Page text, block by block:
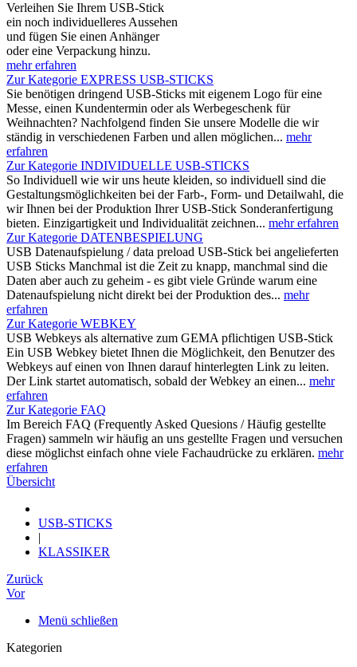
Verleihen Sie Ihrem USB-Stick
ein noch individuelleres Aussehen
und fügen Sie einen Anhänger
oder eine Verpackung hinzu.
mehr erfahren
Zur Kategorie EXPRESS USB-STICKS
Sie benötigen dringend USB-Sticks mit eigenem Logo für eine
Messe, einen Kundentermin oder als Werbegeschenk für
Weihnachten? Nachfolgend finden Sie unsere Modelle die wir
ständig in verschiedenen Farben und allen möglichen... mehr
erfahren
Zur Kategorie INDIVIDUELLE USB-STICKS
So Individuell wie wir uns heute kleiden, so individuell sind die
Gestaltungsmöglichkeiten bei der Farb-, Form- und Detailwahl, die
wir Ihnen bei der Produktion Ihrer USB-Stick Sonderanfertigung
bieten. Einzigartigkeit und Individualität zeichnen... mehr erfahren
Zur Kategorie DATENBESPIELUNG
USB Datenaufspielung / data preload USB-Stick bei angelieferten
USB Sticks Manchmal ist die Zeit zu knapp, manchmal sind die
Daten aber auch zu geheim - es gibt viele Gründe warum eine
Datenaufspielung nicht direkt bei der Produktion des... mehr
erfahren
Zur Kategorie WEBKEY
USB Webkeys als alternative zum GEMA pflichtigen USB-Stick
Ein USB Webkey bietet Ihnen die Möglichkeit, den Benutzer des
Webkeys auf einen von Ihnen darauf hinterlegten Link zu leiten.
Der Link startet automatisch, sobald der Webkey an einen... mehr
erfahren
Zur Kategorie FAQ
Im Bereich FAQ (Frequently Asked Quesions / Häufig gestellte
Fragen) sammeln wir häufig an uns gestellte Fragen und versuchen
diese möglichst einfach ohne viele Fachaudrücke zu erklären. mehr
erfahren
Übersicht
USB-STICKS
|
KLASSIKER
Zurück
Vor
Menü schließen
Kategorien